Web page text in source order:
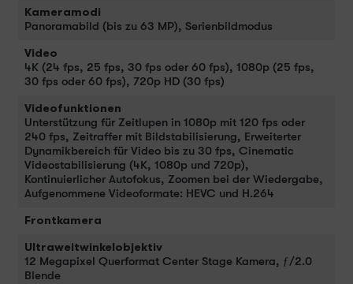
Kameramodi
Panoramabild (bis zu 63 MP), Serienbildmodus
Video
4K (24 fps, 25 fps, 30 fps oder 60 fps), 1080p (25 fps,
30 fps oder 60 fps), 720p HD (30 fps)
Videofunktionen
Unterstützung für Zeitlupen in 1080p mit 120 fps oder
240 fps, Zeitraffer mit Bildstabilisierung, Erweiterter
Dynamikbereich für Video bis zu 30 fps, Cinematic
Videostabilisierung (4K, 1080p und 720p),
Kontinuierlicher Autofokus, Zoomen bei der Wiedergabe,
Aufgenommene Videoformate: HEVC und H.264
Frontkamera
Ultraweitwinkelobjektiv
12 Megapixel Querformat Center Stage Kamera, ƒ/2.0
Blende